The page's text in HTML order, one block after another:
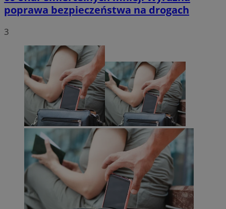
poprawa bezpieczeństwa na drogach
3